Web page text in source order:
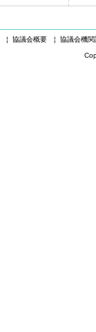
¦ 協議会概要 ¦ 協議会機